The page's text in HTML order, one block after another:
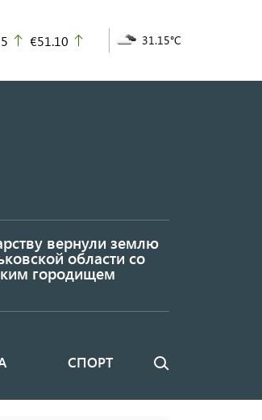
up
€51.10 31.15°C
вернули землю
области со
городищем
СПОРТ Поиск